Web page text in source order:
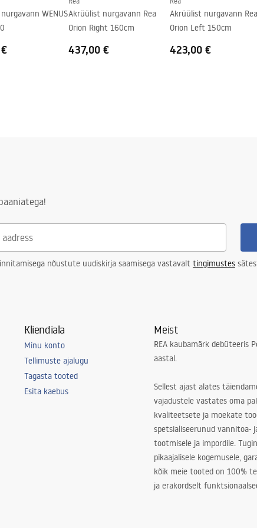
WENUSAkrüülist nurgavann Rea
Orion Right 160cm
437,00 €
Akrüülist nurgavann Rea
Orion Left 150cm
423,00 €
nõustute uudiskirja saamisega vastavalt tingimustes
Kliendiala
Minu konto
Tellimuste ajalugu
Tagasta tooted
Esita kaebus
Meist
REA kaubamärk debüteeris
aastal.
Sellest ajast alates
vajadustele vastates oma
kvaliteetsete ja moekate
spetsialiseerunud vannitoa-
tootmisele ja impordile.
pikaajalisele kogemusele,
kõik meie tooted on 100%
ja erakordselt